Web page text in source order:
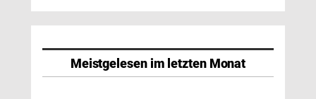
Meistgelesen im letzten Monat